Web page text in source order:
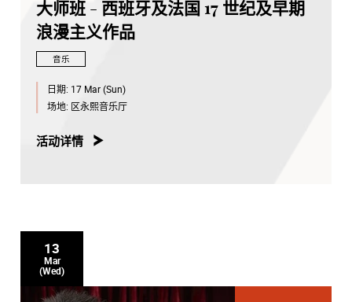
大师班 - 西班牙及法国 17 世纪及早期
浪漫主义作品
音乐
日期: 17 Mar (Sun)
场地: 区永熙音乐厅
活动详情
13
Mar
(Wed)